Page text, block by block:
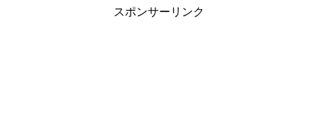
スポンサーリンク